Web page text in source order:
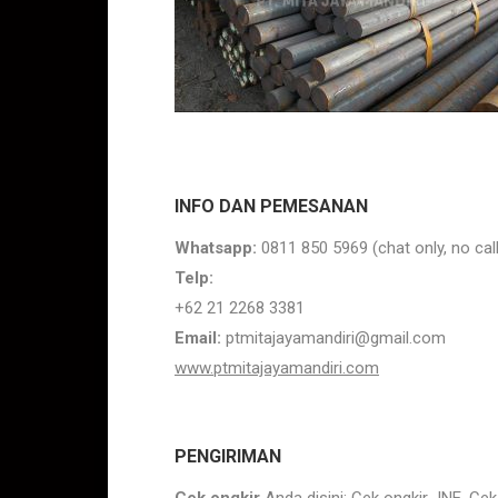
INFO DAN PEMESANAN
Whatsapp: 0811 850 5969 (chat only, no
Telp:
+62 21 2268 3381
Email: ptmitajayamandiri@gmail.com
www.ptmitajayamandiri.com
PENGIRIMAN